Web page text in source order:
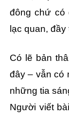
đông chứ có
lạc quan,
Có lẽ bản
đây – vẫn có
những tia
Người viết